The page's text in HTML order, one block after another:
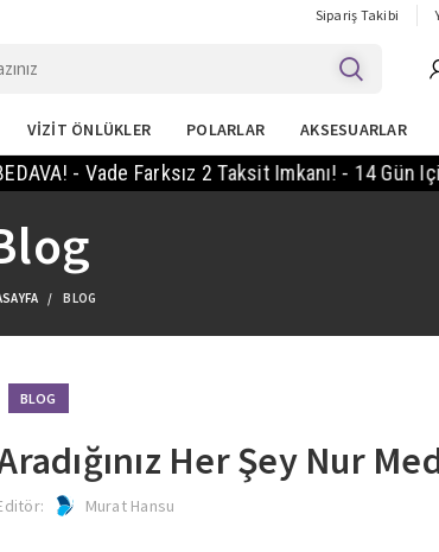
Sipariş Takibi
VİZİT ÖNLÜKLER POLARLAR AKSESUARLAR
- Vade Farksız 2 Taksit Imkanı! - 14 Gün Içinde
BLOG
BLOG
Her Şey Nur
Murat Hansu